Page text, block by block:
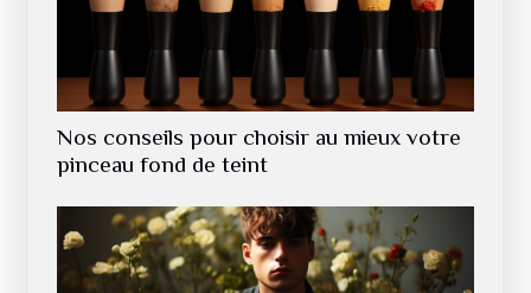
Nos conseils pour choisir au mieux votre
pinceau fond de teint